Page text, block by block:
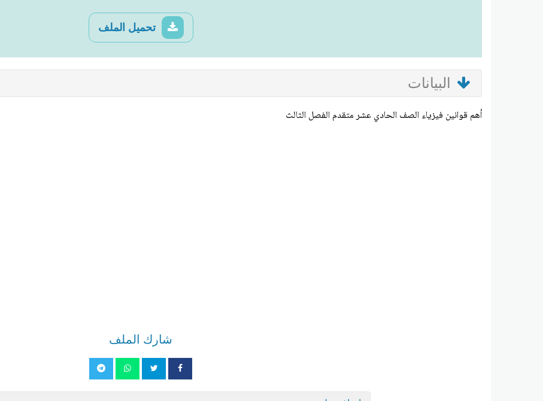
تحميل الملف
البيانات
أهم قوانين فيزياء الصف الحادي عشر متقدم الفصل الثالث
شارك الملف